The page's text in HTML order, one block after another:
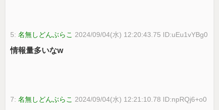
5:名無しどんぶらこ 2024/09/04(水) 12:20:43.75 ID:uEu1vYBg0
情報量多いなw
7:名無しどんぶらこ 2024/09/04(水) 12:21:10.78 ID:npRQj6+o0